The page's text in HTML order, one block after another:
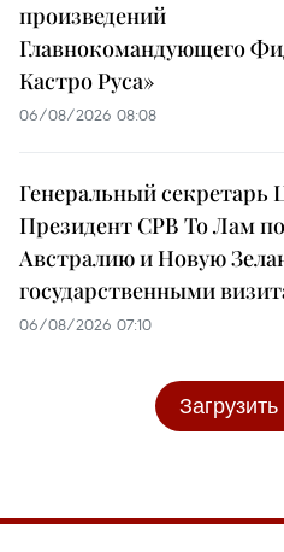
произведений
Главнокомандующего
Кастро Руса»
06/08/2026 08:08
Генеральный
Президент СРВ То Лам
Австралию и Новую
государственными
06/08/2026 07:10